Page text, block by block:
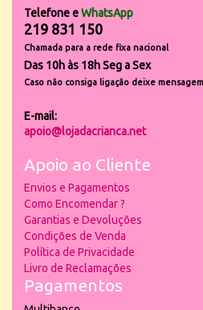
Telefone eWhatsApp
219 831 150
Chamada para a rede fixa nacional
Das 10h às 18h Seg a Sex
Caso não consiga ligação deixe
E-mail:
apoio@lojadacrianca.net
Apoio ao Cliente
Envios e Pagamentos
Como Encomendar ?
Garantias e Devoluções
Condições de Venda
Política de Privacidade
Livro de Reclamações
Pagamentos